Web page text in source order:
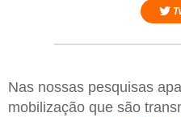
Nas nossas pesquisas
mobilização que são